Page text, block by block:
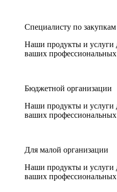
Специалисту по закупкам
Наши продукты и услуги
ваших профессиональных
Бюджетной организации
Наши продукты и услуги
ваших профессиональных
Для малой организации
Наши продукты и услуги
ваших профессиональных